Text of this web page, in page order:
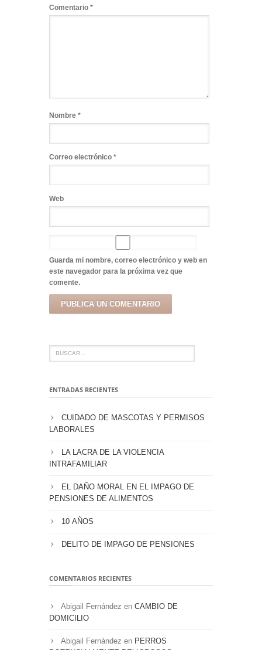
Comentario *
Nombre *
Correo electrónico *
Web
Guarda mi nombre, correo electrónico y web en
este navegador para la próxima vez que
comente.
ENTRADAS RECIENTES
CUIDADO DE MASCOTAS Y PERMISOS
LABORALES
LA LACRA DE LA VIOLENCIA
INTRAFAMILIAR
EL DAÑO MORAL EN EL IMPAGO DE
PENSIONES DE ALIMENTOS
10 AÑOS
DELITO DE IMPAGO DE PENSIONES
COMENTARIOS RECIENTES
Abigail Fernández en CAMBIO DE
DOMICILIO
Abigail Fernández en PERROS